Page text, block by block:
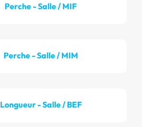
Perche - Salle / MIF
Perche - Salle / MIM
Longueur - Salle / BEF